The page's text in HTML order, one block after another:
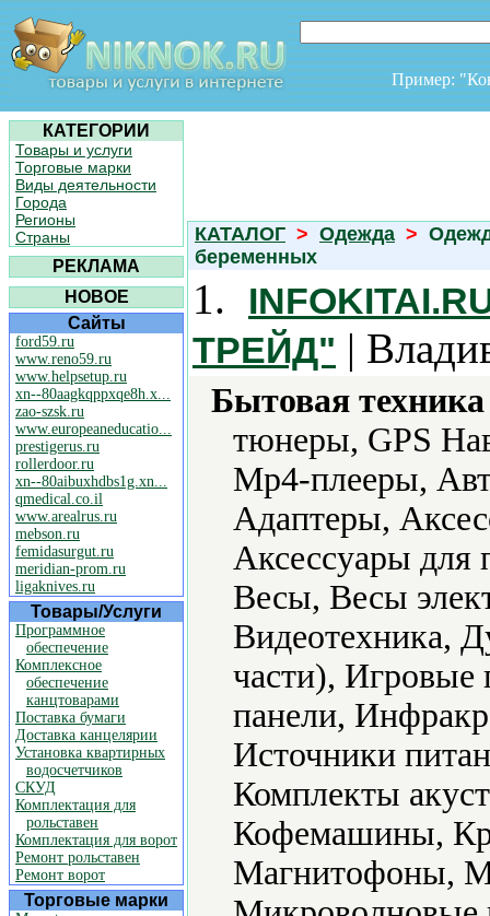
Пример:
КАТЕГОРИИ
Товары и услуги
Торговые марки
Виды деятельности
Города
Регионы
Страны
РЕКЛАМА
НОВОЕ
Сайты
ford59.ru
www.reno59.ru
www.helpsetup.ru
xn--80aagkqppxqe8h.x...
zao-szsk.ru
www.europeaneducatio...
prestigerus.ru
rollerdoor.ru
xn--80aibuxhdbs1g.xn...
qmedical.co.il
www.arealrus.ru
mebson.ru
femidasurgut.ru
meridian-prom.ru
ligaknives.ru
Товары/Услуги
Программное
обеспечение
Комплексное
обеспечение
канцтоварами
Поставка бумаги
Доставка канцелярии
Установка квартирных
водосчетчиков
СКУД
Комплектация для
рольставен
Комплектация для ворот
Ремонт рольставен
Ремонт ворот
Торговые марки
КАТАЛОГ > Одежда >
беременных
1.
ТРЕЙД" |
Бытовая
тюнеры, GPS
Mp4-плееры,
Адаптеры,
Аксессуары для
Весы, Весы
Видеотехника,
части), Игровые
панели,
Источники
Комплекты
Кофемашины,
Магнитофоны,